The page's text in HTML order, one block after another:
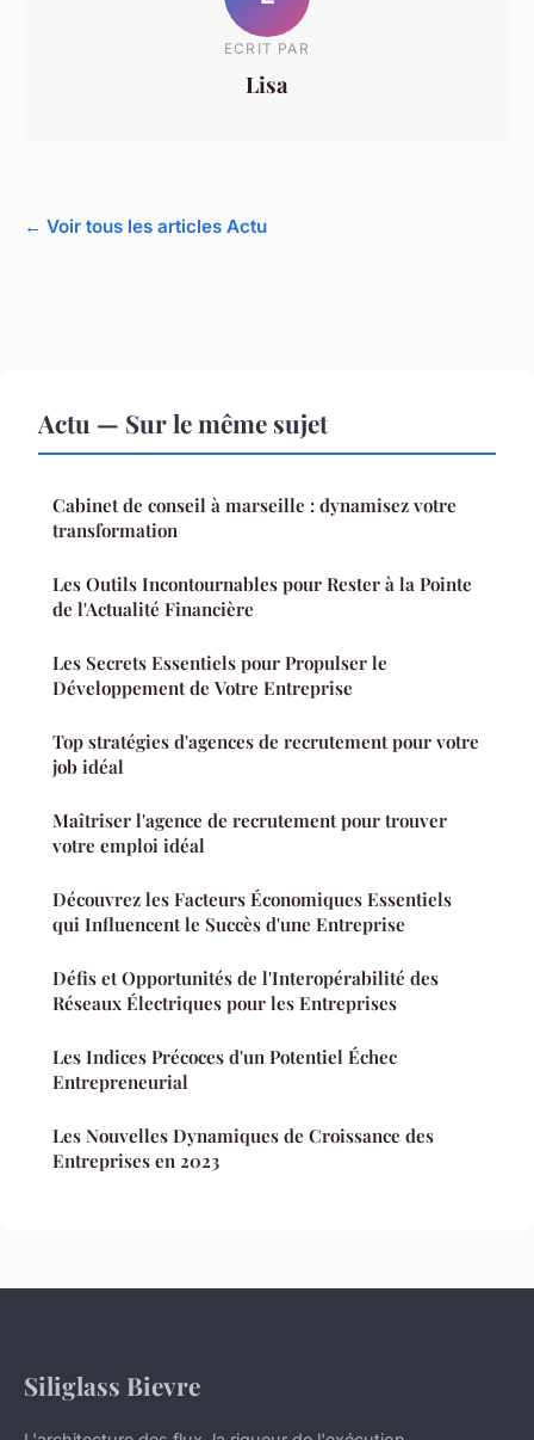
ECRIT PAR
Lisa
← Voir tous les articles Actu
Actu — Sur le même sujet
Cabinet de conseil à marseille : dynamisez votre
transformation
Les Outils Incontournables pour Rester à la Pointe
de l'Actualité Financière
Les Secrets Essentiels pour Propulser le
Développement de Votre Entreprise
Top stratégies d'agences de recrutement pour votre
job idéal
Maîtriser l'agence de recrutement pour trouver
votre emploi idéal
Découvrez les Facteurs Économiques Essentiels
qui Influencent le Succès d'une Entreprise
Défis et Opportunités de l'Interopérabilité des
Réseaux Électriques pour les Entreprises
Les Indices Précoces d'un Potentiel Échec
Entrepreneurial
Les Nouvelles Dynamiques de Croissance des
Entreprises en 2023
Siliglass Bievre